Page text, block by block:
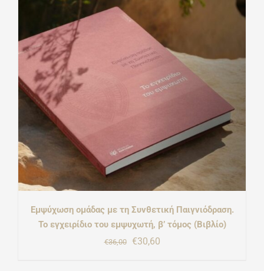
€24,70.
Εμψύχωση ομάδας με τη Συνθετική Παιγνιόδραση.
Το εγχειρίδιο του εμψυχωτή, β’ τόμος (Βιβλίο)
€36,00
Original
€30,60Η